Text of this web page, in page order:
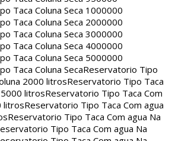
Taca Coluna Seca 1000000
Taca Coluna Seca 2000000
Taca Coluna Seca 3000000
Taca Coluna Seca 4000000
Taca Coluna Seca 5000000
Taca Coluna SecaReservatorio Tipo
2000 litrosReservatorio Tipo Taca
5000 litrosReservatorio Tipo Taca Com
litrosReservatorio Tipo Taca Com agua
Reservatorio Tipo Taca Com agua Na
Tipo Taca Com agua Na